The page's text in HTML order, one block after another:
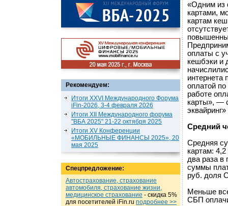
Рекомендуем:
Итоги XXVI Международного Форума
iFin-2026, 3-4 февраля 2026
Итоги XII Международного форума
"ВБА 2025" 21-22 октября 2025
Итоги XV Конференции
«МОБИЛЬНЫЕ ФИНАНСЫ 2025», 20
мая 2025
Спецпредложение:
Автострахование, страхование
автомобиля, страхование жизни,
медицинское страхование - cкидка 5%
для посетителей iFin.ru подробнеe >>
«Одним из
картами,
картам
оплаты с
кешбэки и
интернета
оплатой
работе
карты», —
Средний
Средняя
картам:
два раза в
суммы
руб. доля
Меньше
СБП